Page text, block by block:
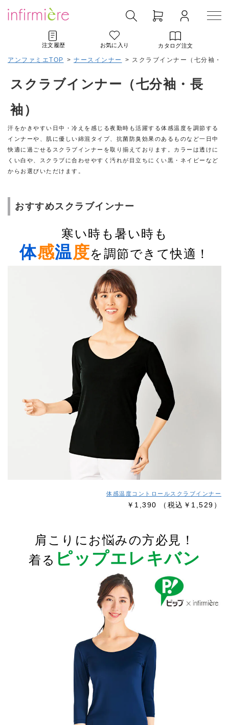
注文履歴 お気に入り カタログ注文
アンファミエTOP > ナースインナー > スクラブインナー（七分袖・
スクラブインナー（七分袖・長
袖）
汗をかきやすい日中・冷えを感じる夜勤時も活躍する体感温度を調節する
インナーや、肌に優しい綿混タイプ、抗菌防臭効果のあるものなど一日中
快適に過ごせるスクラブインナーを取り揃えております。カラーは透けに
くい白や、スクラブに合わせやすく汚れが目立ちにくい黒・ネイビーなど
からお選びいただけます。
おすすめスクラブインナー
寒い時も暑い時も
体感温度を調節できて快適！
体感温度コントロールスクラブインナー
￥1,390 （税込￥1,529）
肩こりにお悩みの方必見！
着る ピップエレキバン